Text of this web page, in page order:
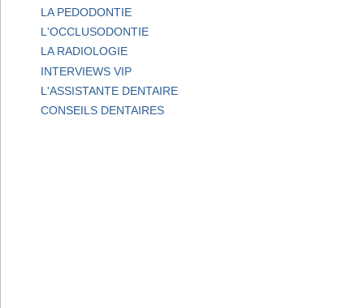
LA PEDODONTIE
L'OCCLUSODONTIE
LA RADIOLOGIE
INTERVIEWS VIP
L'ASSISTANTE DENTAIRE
CONSEILS DENTAIRES